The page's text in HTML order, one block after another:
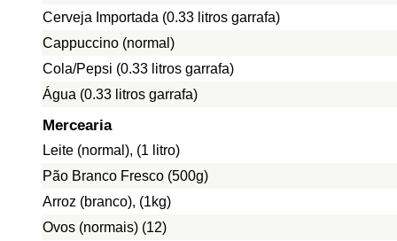
Cerveja Importada (0.33 litros garrafa)
Cappuccino (normal)
Cola/Pepsi (0.33 litros garrafa)
Água (0.33 litros garrafa)
Mercearia
Leite (normal), (1 litro)
Pão Branco Fresco (500g)
Arroz (branco), (1kg)
Ovos (normais) (12)